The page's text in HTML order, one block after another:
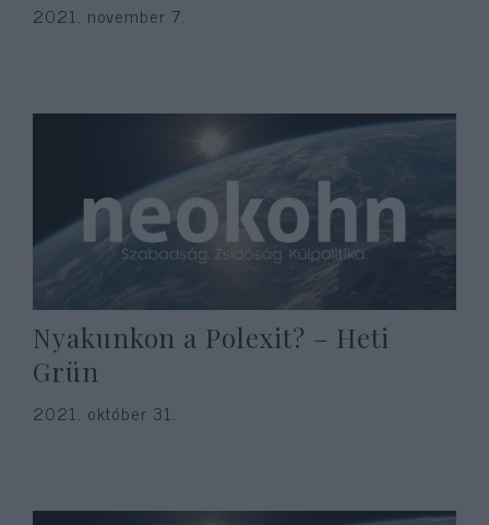
2021. november 7.
Nyakunkon a Polexit? – Heti
Grün
2021. október 31.